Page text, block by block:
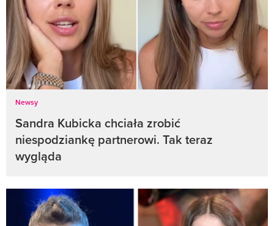
Newsy
Sandra Kubicka chciała zrobić
niespodziankę partnerowi. Tak teraz
wygląda